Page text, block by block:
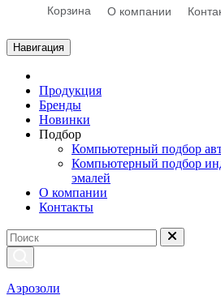
Корзина О компании
Навигация
Продукция
Бренды
Новинки
Подбор
Компьютерный подбор
Компьютерный подбор
эмалей
О компании
Контакты
Аэрозоли